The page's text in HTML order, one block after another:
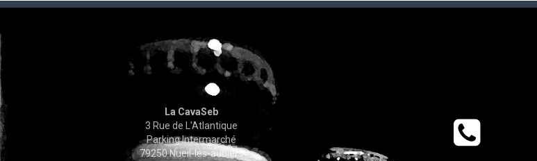
La CavaSeb
3 Rue de L'Atlantique
Parking Intermarché
79250 Nueil-les-aubiers